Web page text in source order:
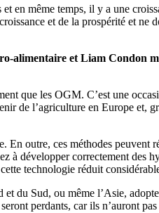
en même temps, il y a une
et de la prospérité et
alimentaire et Liam Condon
que les OGM. C’est une
de l’agriculture en Europe et,
outre, ces méthodes peuvent
développer correctement des
technologie réduit
du Sud, ou même l’Asie,
perdants, car ils n’auront